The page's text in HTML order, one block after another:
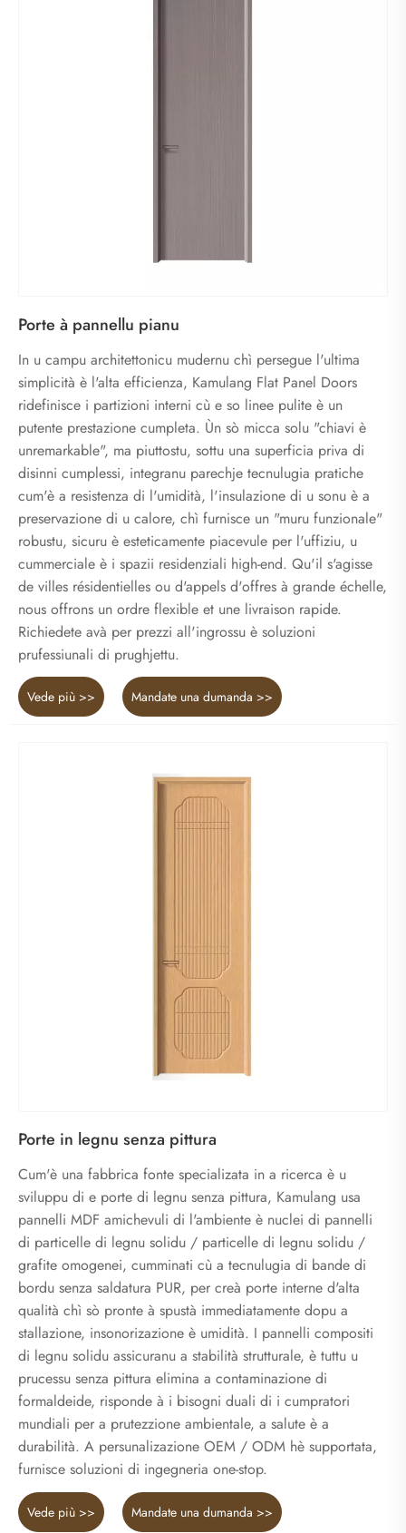
Porte à pannellu pianu
In u campu architettonicu mudernu chì persegue l'ultima
simplicità è l'alta efficienza, Kamulang Flat Panel Doors
ridefinisce i partizioni interni cù e so linee pulite è un
putente prestazione cumpleta. Ùn sò micca solu "chiavi è
unremarkable", ma piuttostu, sottu una superficia priva di
disinni cumplessi, integranu parechje tecnulugia pratiche
cum'è a resistenza di l'umidità, l'insulazione di u sonu è a
preservazione di u calore, chì furnisce un "muru funzionale"
robustu, sicuru è esteticamente piacevule per l'uffiziu, u
cummerciale è i spazii residenziali high-end. Qu'il s'agisse
de villes résidentielles ou d'appels d'offres à grande échelle,
nous offrons un ordre flexible et une livraison rapide.
Richiedete avà per prezzi all'ingrossu è soluzioni
prufessiunali di prughjettu.
Vede più >> Mandate una dumanda >>
Porte in legnu senza pittura
Cum'è una fabbrica fonte specializata in a ricerca è u
sviluppu di e porte di legnu senza pittura, Kamulang usa
pannelli MDF amichevuli di l'ambiente è nuclei di pannelli
di particelle di legnu solidu / particelle di legnu solidu /
grafite omogenei, cumminati cù a tecnulugia di bande di
bordu senza saldatura PUR, per creà porte interne d'alta
qualità chì sò pronte à spustà immediatamente dopu a
stallazione, insonorizazione è umidità. I pannelli compositi
di legnu solidu assicuranu a stabilità strutturale, è tuttu u
prucessu senza pittura elimina a contaminazione di
formaldeide, risponde à i bisogni duali di i cumpratori
mundiali per a prutezzione ambientale, a salute è a
durabilità. A persunalizazione OEM / ODM hè supportata,
furnisce soluzioni di ingegneria one-stop.
Vede più >> Mandate una dumanda >>